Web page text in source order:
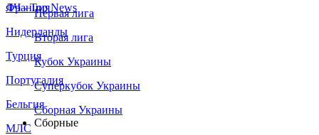
Франция
Нидерланды
Турция
Португалия
Бельгия
МЛС
ЛЧ - Top News
Первая лига
Вторая лига
Кубок Украины
Суперкубок Украины
Сборная Украины
Сборные